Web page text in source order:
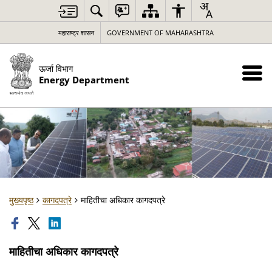
महाराष्ट्र शासन GOVERNMENT OF MAHARASHTRA
ऊर्जा विभाग
Energy Department
मुख्यपृष्ठ कागदपत्रे माहितीचा अधिकार कागदपत्रे
माहितीचा अधिकार कागदपत्रे